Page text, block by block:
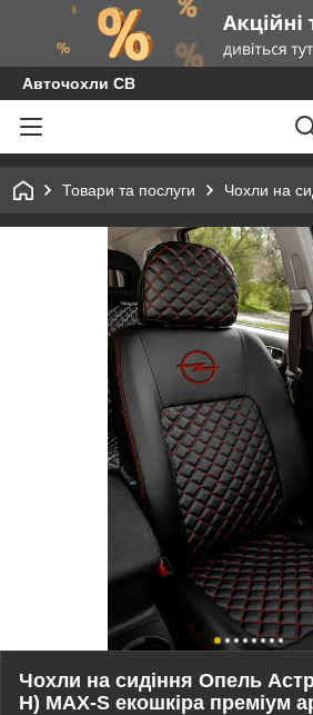
Авточохли СВ
Товари та послуги Чохли на
Чохли на сидіння Опель
H) MAX-S екошкіра преміум